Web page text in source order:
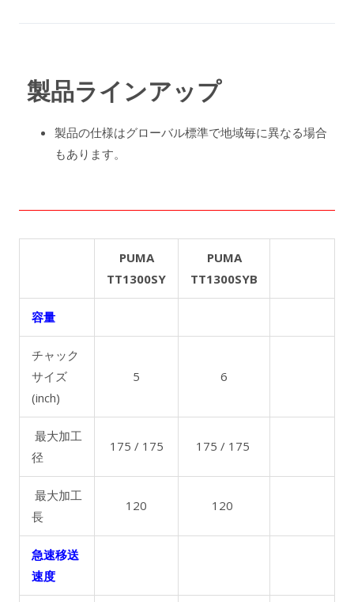
製品ラインアップ
製品の仕様はグローバル標準で地域毎に異なる場合
もあります。
PUMA
TT1300SY
PUMA
TT1300SYB
容量
チャック
サイズ
(inch)
5 6
最大加工
径
175 / 175 175 / 175
最大加工
長
120 120
急速移送
速度